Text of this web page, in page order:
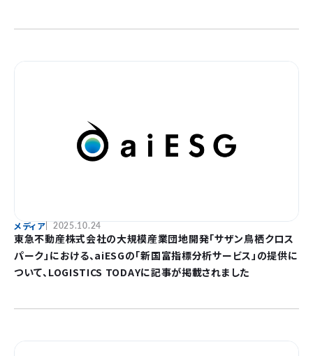
メディア 2025.10.24
東急不動産株式会社の大規模産業団地開発「サザン鳥栖クロス
パーク」における、aiESGの「新国富指標分析サービス」の提供に
ついて、LOGISTICS TODAYに記事が掲載されました